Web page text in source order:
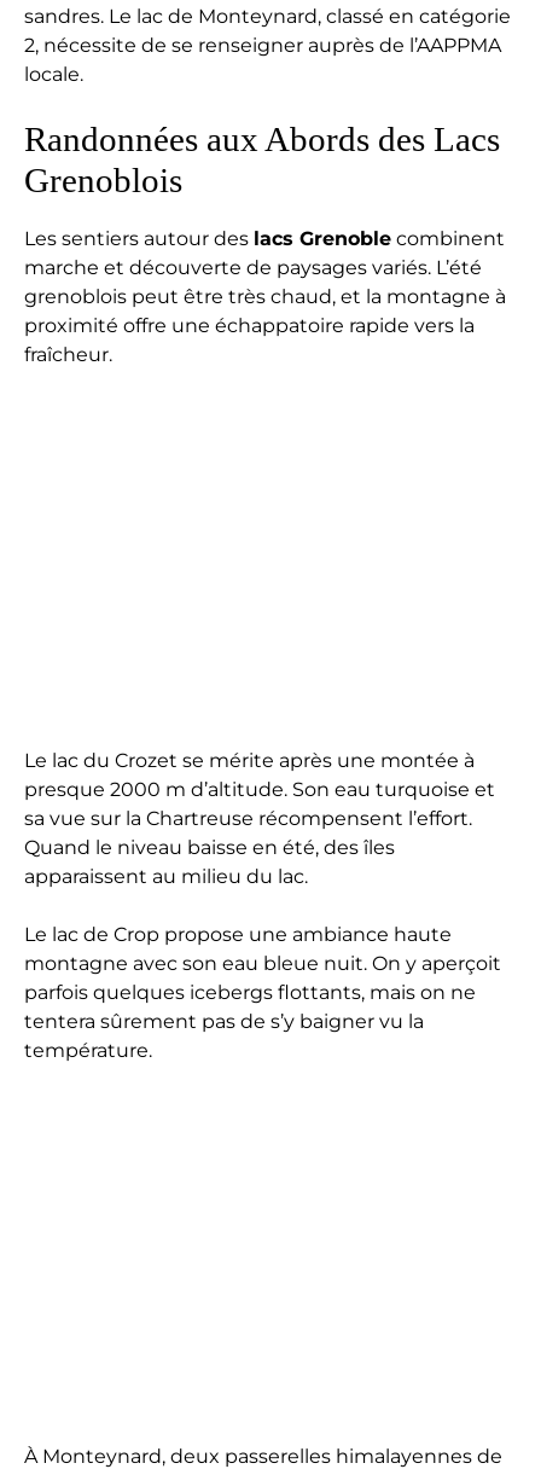
sandres. Le lac de Monteynard, classé en catégorie
2, nécessite de se renseigner auprès de l’AAPPMA
locale.
Randonnées aux Abords des Lacs
Grenoblois
Les sentiers autour des lacs Grenoble combinent
marche et découverte de paysages variés. L’été
grenoblois peut être très chaud, et la montagne à
proximité offre une échappatoire rapide vers la
fraîcheur.
Le lac du Crozet se mérite après une montée à
presque 2000 m d’altitude. Son eau turquoise et
sa vue sur la Chartreuse récompensent l’effort.
Quand le niveau baisse en été, des îles
apparaissent au milieu du lac.
Le lac de Crop propose une ambiance haute
montagne avec son eau bleue nuit. On y aperçoit
parfois quelques icebergs flottants, mais on ne
tentera sûrement pas de s’y baigner vu la
température.
À Monteynard, deux passerelles himalayennes de